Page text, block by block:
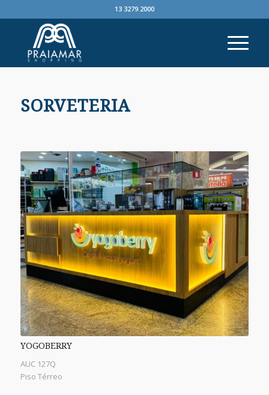
13 3279.2000
SORVETERIA
YOGOBERRY
AUC 127Q
Piso Térreo